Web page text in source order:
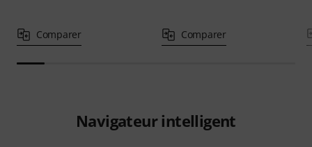
Comparer Comparer
Navigateur intelligent